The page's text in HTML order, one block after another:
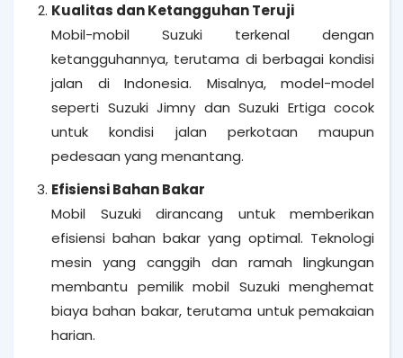
Kualitas dan Ketangguhan Teruji
Mobil-mobil Suzuki terkenal dengan
ketangguhannya, terutama di berbagai kondisi
jalan di Indonesia. Misalnya, model-model
seperti Suzuki Jimny dan Suzuki Ertiga cocok
untuk kondisi jalan perkotaan maupun
pedesaan yang menantang.
Efisiensi Bahan Bakar
Mobil Suzuki dirancang untuk memberikan
efisiensi bahan bakar yang optimal. Teknologi
mesin yang canggih dan ramah lingkungan
membantu pemilik mobil Suzuki menghemat
biaya bahan bakar, terutama untuk pemakaian
harian.